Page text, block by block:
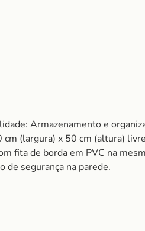
Armazenamento e
(largura) x 50 cm (altura)
fita de borda em PVC na
de segurança na parede.